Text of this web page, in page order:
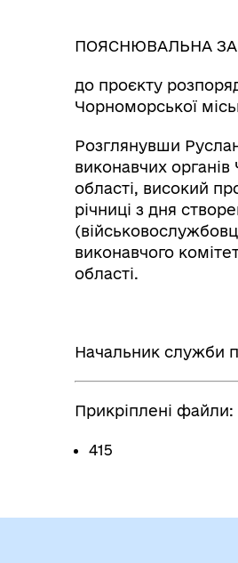
ПОЯСНЮВАЛЬНА
до проєкту
Чорноморської
Розглянувши
виконавчих
області, високий
річниці з дня
виконавчого
області.
Начальник
Прикріплені файли:
415